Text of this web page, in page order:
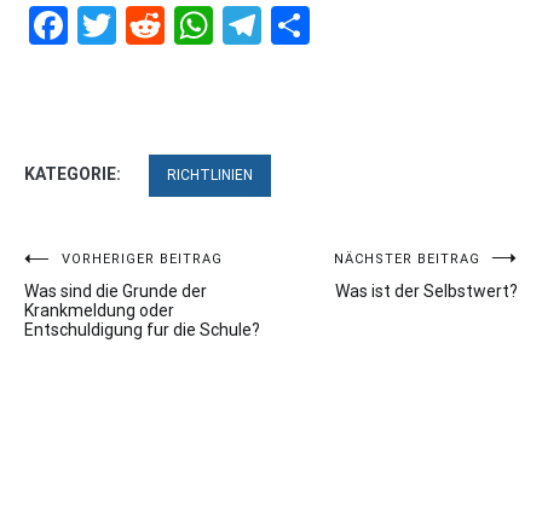
Facebook
Twitter
RedditWhatsApp
Telegram
KATEGORIE: RICHTLINIEN
Beitragsnavigation
VORHERIGER BEITRAG
Was sind die Grunde der
Krankmeldung oder
Entschuldigung fur die Schule?
NÄCHSTER BEITRAG
Was ist der Selbstwert?